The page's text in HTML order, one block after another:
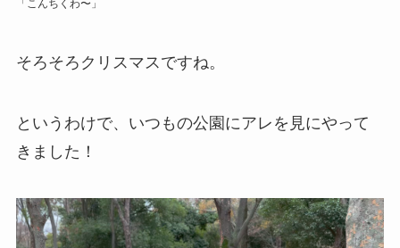
「こんちくわ〜」
そろそろクリスマスですね。
というわけで、いつもの公園にアレを見にやって
きました！